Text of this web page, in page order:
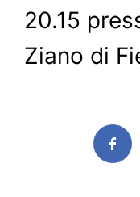
20.15
Ziano di